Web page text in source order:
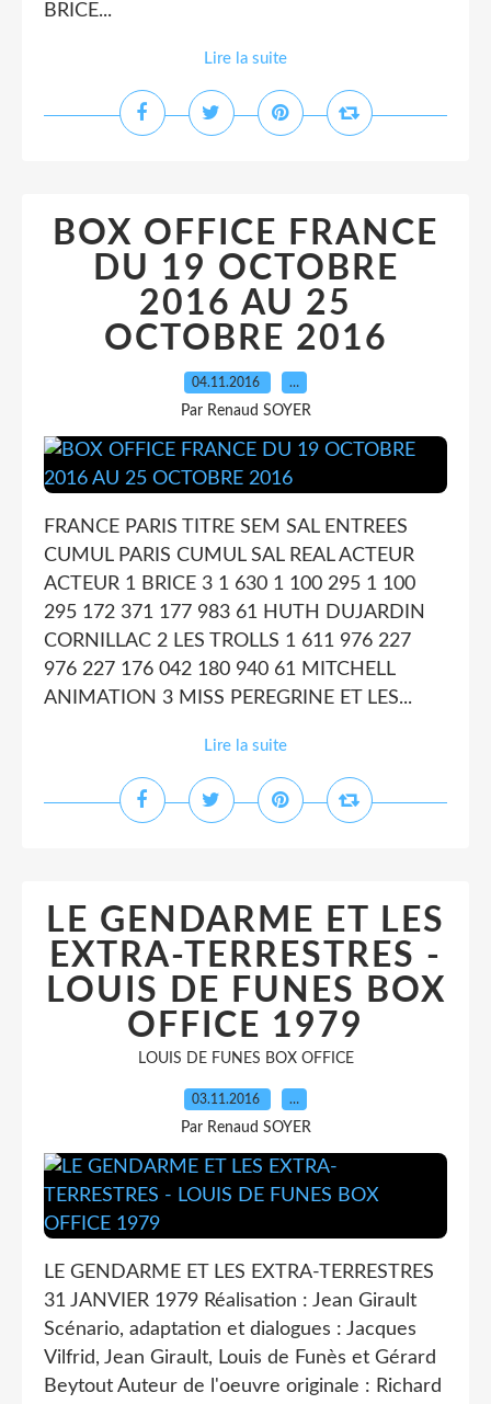
BRICE...
Lire la suite
BOX OFFICE FRANCE
DU 19 OCTOBRE
2016 AU 25
OCTOBRE 2016
04.11.2016 …
Par Renaud SOYER
FRANCE PARIS TITRE SEM SAL ENTREES
CUMUL PARIS CUMUL SAL REAL ACTEUR
ACTEUR 1 BRICE 3 1 630 1 100 295 1 100
295 172 371 177 983 61 HUTH DUJARDIN
CORNILLAC 2 LES TROLLS 1 611 976 227
976 227 176 042 180 940 61 MITCHELL
ANIMATION 3 MISS PEREGRINE ET LES...
Lire la suite
LE GENDARME ET LES
EXTRA-TERRESTRES -
LOUIS DE FUNES BOX
OFFICE 1979
LOUIS DE FUNES BOX OFFICE
03.11.2016 …
Par Renaud SOYER
LE GENDARME ET LES EXTRA-TERRESTRES
31 JANVIER 1979 Réalisation : Jean Girault
Scénario, adaptation et dialogues : Jacques
Vilfrid, Jean Girault, Louis de Funès et Gérard
Beytout Auteur de l'oeuvre originale : Richard